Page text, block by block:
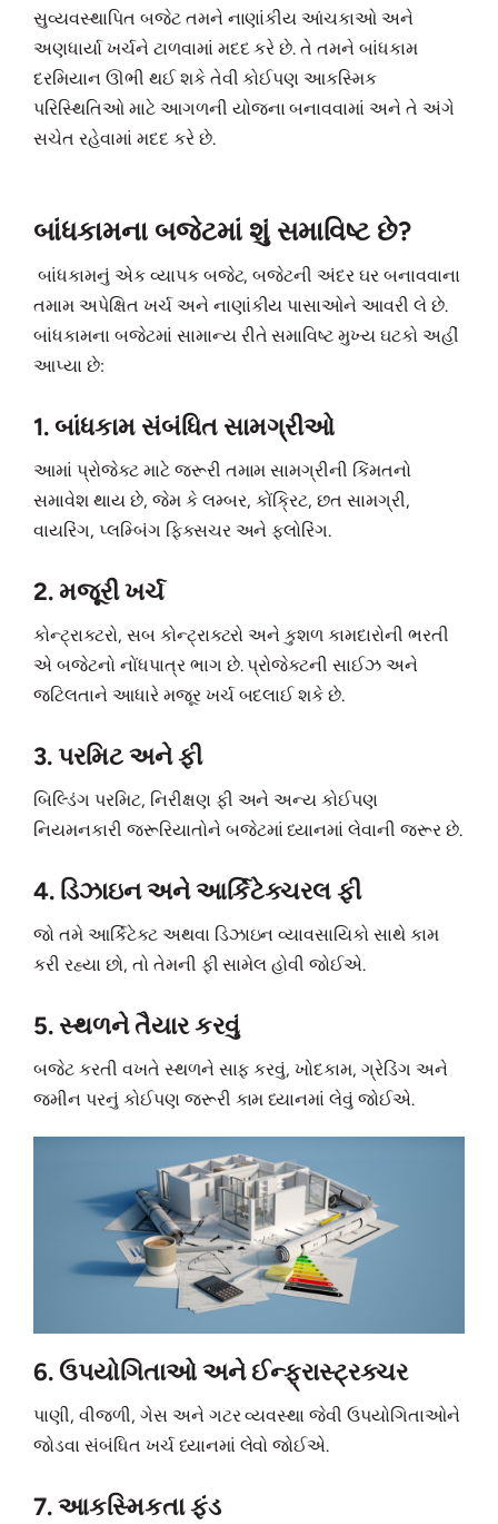
સુવ્યવસ્થાપિત બજેટ તમને નાણાંકીય આંચકાઓ અને
અણધાર્યા ખર્ચને ટાળવામાં મદદ કરે છે. તે તમને બાંધકામ
દરમિયાન ઊભી થઈ શકે તેવી કોઈપણ આકસ્મિક
પરિસ્થિતિઓ માટે આગળની યોજના બનાવવામાં અને તે અંગે
સચેત રહેવામાં મદદ કરે છે.
બાંધકામના બજેટમાં શું સમાવિષ્ટ છે?
બાંધકામનું એક વ્યાપક બજેટ, બજેટની અંદર ઘર બનાવવાના
તમામ અપેક્ષિત ખર્ચ અને નાણાંકીય પાસાઓને આવરી લે છે.
બાંધકામના બજેટમાં સામાન્ય રીતે સમાવિષ્ટ મુખ્ય ઘટકો અહીં
આપ્યા છે:
1. બાંધકામ સંબંધિત સામગ્રીઓ
આમાં પ્રોજેક્ટ માટે જરૂરી તમામ સામગ્રીની કિંમતનો
સમાવેશ થાય છે, જેમ કે લમ્બર, કોંક્રિટ, છત સામગ્રી,
વાયરિંગ, પ્લમ્બિંગ ફિક્સચર અને ફ્લોરિંગ.
2. મજૂરી ખર્ચ
કોન્ટ્રાક્ટરો, સબ કોન્ટ્રાક્ટરો અને કુશળ કામદારોની ભરતી
એ બજેટનો નોંધપાત્ર ભાગ છે. પ્રોજેક્ટની સાઈઝ અને
જટિલતાને આધારે મજૂર ખર્ચ બદલાઈ શકે છે.
3. પરમિટ અને ફી
બિલ્ડિંગ પરમિટ, નિરીક્ષણ ફી અને અન્ય કોઈપણ
નિયમનકારી જરૂરિયાતોને બજેટમાં ધ્યાનમાં લેવાની જરૂર છે.
4. ડિઝાઇન અને આર્કિટેક્ચરલ ફી
જો તમે આર્કિટેક્ટ અથવા ડિઝાઇન વ્યાવસાયિકો સાથે કામ
કરી રહ્યા છો, તો તેમની ફી સામેલ હોવી જોઈએ.
5. સ્થળને તૈયાર કરવું
બજેટ કરતી વખતે સ્થળને સાફ કરવું, ખોદકામ, ગ્રેડિંગ અને
જમીન પરનું કોઈપણ જરૂરી કામ ધ્યાનમાં લેવું જોઈએ.
6. ઉપયોગિતાઓ અને ઈન્ફ્રાસ્ટ્રક્ચર
પાણી, વીજળી, ગેસ અને ગટર વ્યવસ્થા જેવી ઉપયોગિતાઓને
જોડવા સંબંધિત ખર્ચ ધ્યાનમાં લેવો જોઈએ.
7. આકસ્મિકતા ફંડ